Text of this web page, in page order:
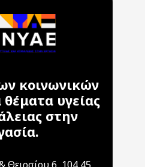
κοινωνικών
θέματα υγείας
στην